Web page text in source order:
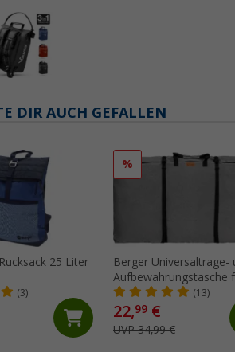
DIR AUCH GEFALLEN
25 Liter
(3)
%
Berger Universaltrage-
Aufbewahrungstasche
Stühle
(13)
22,99 €
UVP 34,99 €